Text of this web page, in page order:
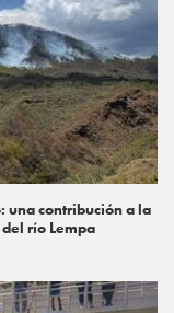
una contribución a la
río Lempa